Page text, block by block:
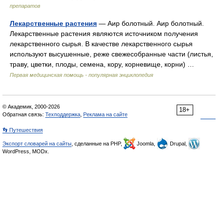
препаратов
Лекарственные растения — Аир болотный. Аир болотный.
Лекарственные растения являются источником получения
лекарственного сырья. В качестве лекарственного сырья
используют высушенные, реже свежесобранные части (листья,
траву, цветки, плоды, семена, кору, корневище, корни) …
Первая медицинская помощь - популярная энциклопедия
18+
© Академик, 2000-2026
Обратная связь: Техподдержка Реклама на сайте
👣 Путешествия
Экспорт словарей на сайты , сделанные на PHP, Joomla,
Drupal,
WordPress, MODx.